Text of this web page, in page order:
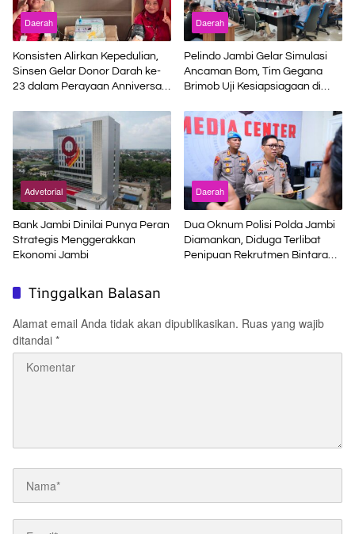
Daerah
Konsisten Alirkan Kepedulian,
Sinsen Gelar Donor Darah ke-
23 dalam Perayaan Anniversary
Daerah
Pelindo Jambi Gelar Simulasi
Ancaman Bom, Tim Gegana
Brimob Uji Kesiapsiagaan di
Advetorial
Bank Jambi Dinilai Punya Peran
Strategis Menggerakkan
Ekonomi Jambi
Daerah
Dua Oknum Polisi Polda Jambi
Diamankan, Diduga Terlibat
Penipuan Rekrutmen Bintara
Tinggalkan Balasan
Alamat email Anda tidak akan dipublikasikan. Ruas yang wajib
ditandai *